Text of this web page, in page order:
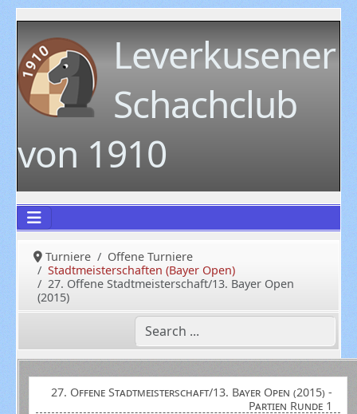
Leverkusener
Schachclub
von 1910
Turniere
Offene Turniere
Stadtmeisterschaften (Bayer Open)
27. Offene Stadtmeisterschaft/13. Bayer Open
(2015)
27. Offene Stadtmeisterschaft/13. Bayer Open (2015) -
Partien Runde 1